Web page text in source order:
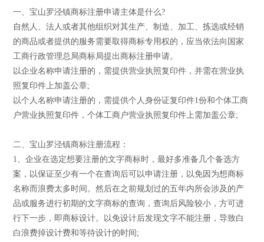
一、宝山罗泾镇商标注册申请主体是什么?
自然人、法人或者其他组织对其生产、制造、加工、拣选或经销
的商品或者提供的服务需要取得商标专用权的，应当依法向国家
工商行政管理总局商标局提出商标注册申请。
以企业名称申请注册的，需提供营业执照复印件，并需在营业执
照复印件上加盖公章;
以个人名称申请注册的，需提供个人身份证复印件1份和个体工商
户营业执照复印件，个体工商户营业执照复印件上需加盖公章;
二、宝山罗泾镇商标注册流程：
1、企业在选定想要注册的文字商标时，最好多准备几个备选方
案，以保证至少有一个在查询后可以申请注册，以免因为想商标
名称而浪费太多时间。然后在之前规划过的五年内所会涉及的产
品或服务进行初期的文字商标的查询，查询后风险较小，方可进
行下一步，即商标设计。以免设计后发现文字不能注册，导致白
白浪费掉设计费和等待设计的时间;